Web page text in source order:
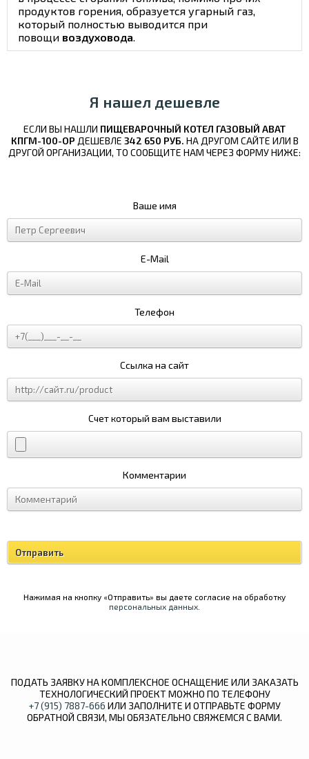
продуктов горения, образуется угарный газ,
который полностью выводится при
повощи воздуховода.
Я нашел дешевле
ЕСЛИ ВЫ НАШЛИ ПИЩЕВАРОЧНЫЙ КОТЕЛ ГАЗОВЫЙ ABAT
КПГМ-100-ОР ДЕШЕВЛЕ 342 650 РУБ. НА ДРУГОМ САЙТЕ ИЛИ В
ДРУГОЙ ОРГАНИЗАЦИИ, ТО СООБЩИТЕ НАМ ЧЕРЕЗ ФОРМУ НИЖЕ:
Ваше имя
E-Mail
Телефон
Ссылка на сайт
Счет который вам выставили
Комментарии
Нажимая на кнопку «Отправить» вы даете согласие на обработку
персональных данных
ПОДАТЬ ЗАЯВКУ НА КОМПЛЕКСНОЕ ОСНАЩЕНИЕ ИЛИ ЗАКАЗАТЬ
ТЕХНОЛОГИЧЕСКИЙ ПРОЕКТ МОЖНО ПО ТЕЛЕФОНУ
+7 (915) 7887-666 ИЛИ ЗАПОЛНИТЕ И ОТПРАВЬТЕ ФОРМУ
ОБРАТНОЙ СВЯЗИ, МЫ ОБЯЗАТЕЛЬНО СВЯЖЕМСЯ С ВАМИ.